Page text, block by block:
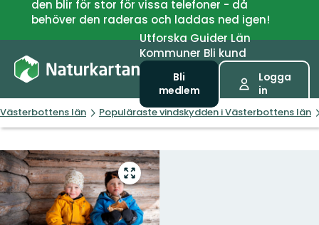
den blir för stor för vissa telefoner - då
behöver den raderas och laddas ned igen!
UtforskaGuiderLän
Kommuner Bli kund
Bli
medlem
Logga
in
Västerbottens län Populäraste vindskydden i Västerbottens län
Gå
till
helskärmsläge